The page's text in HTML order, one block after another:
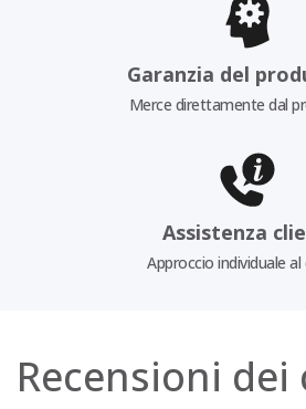
Garanzia del
Merce direttamente dal
Assistenza
Approccio individuale al
Recensioni